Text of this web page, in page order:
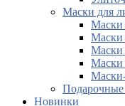
Маски для
Маски
Маски
Маски
Маски
Подарочные
Новинки